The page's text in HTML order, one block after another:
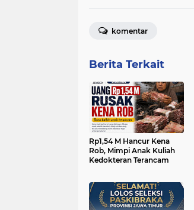
komentar
Berita Terkait
Rp1,54 M Hancur Kena
Rob, Mimpi Anak Kuliah
Kedokteran Terancam